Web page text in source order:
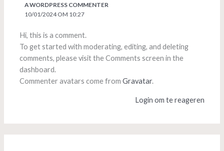
A WORDPRESS COMMENTER
10/01/2024 OM 10:27
Hi, this is a comment.
To get started with moderating, editing, and deleting
comments, please visit the Comments screen in the
dashboard.
Commenter avatars come fromGravatar.
Login om te reageren